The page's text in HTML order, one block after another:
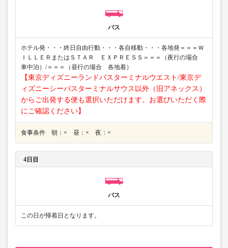
バス
ホテル発・・・終日自由行動・・・各自移動・・・各地発＝＝＝Ｗ
ＩＬＬＥＲまたはＳＴＡＲ ＥＸＰＲＥＳＳ＝＝＝（夜行の場合
車中泊）/＝＝＝（昼行の場合 各地着）
【東京ディズニーランドバスターミナルウエスト/東京デ
ィズニーシーバスターミナルサウス以外（旧アネックス）
からご出発する便も選択いただけます。お選びいただく際
にご確認ください】
食事条件 朝：× 昼：× 夜：×
4日目
バス
この日が帰着日となります。